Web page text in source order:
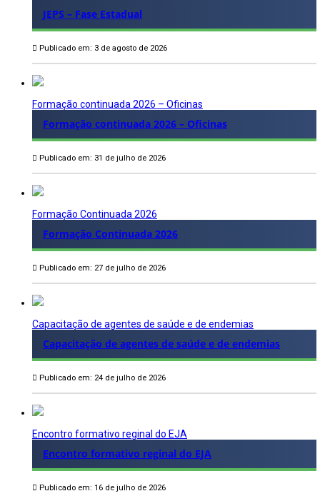
JEPS – Fase Estadual
Publicado em: 3 de agosto de 2026
Formação continuada 2026 – Oficinas
Formação continuada 2026 – Oficinas
Publicado em: 31 de julho de 2026
Formação Continuada 2026
Formação Continuada 2026
Publicado em: 27 de julho de 2026
Capacitação de agentes de saúde e de endemias
Capacitação de agentes de saúde e de endemias
Publicado em: 24 de julho de 2026
Encontro formativo reginal do EJA
Encontro formativo reginal do EJA
Publicado em: 16 de julho de 2026